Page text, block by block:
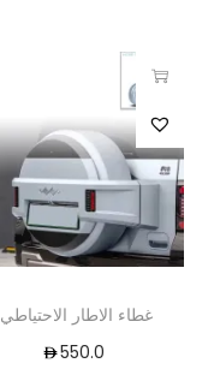
غطاء الاطار الاحتياطي
550.0